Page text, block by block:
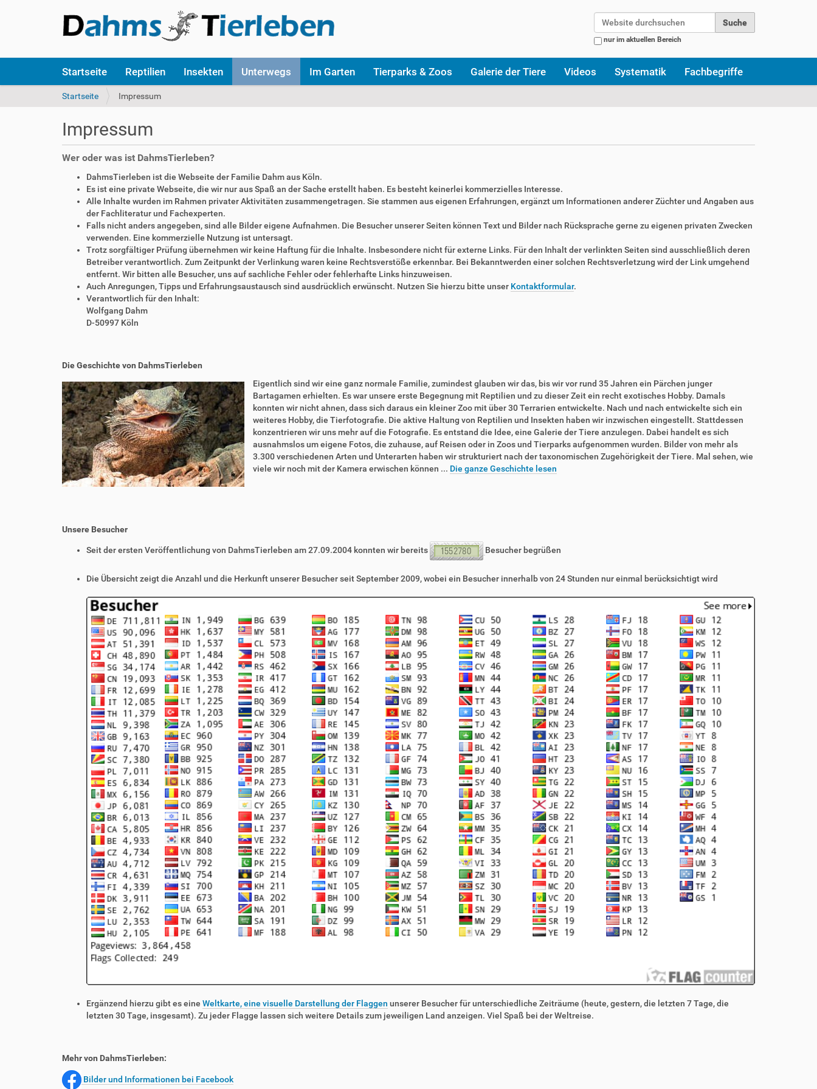
nur im aktuellen Bereich
k
Startseite Reptilien Insekten Unterwegs Im Garten Tierparks & Zoos Galerie der Tiere Videos Systematik Fachbegriffe
S
i
n
Startseite Impressum
Impressum
Wer oder was ist DahmsTierleben?
DahmsTierleben ist die Webseite der Familie Dahm aus Köln.
Es ist eine private Webseite, die wir nur aus Spaß an der Sache erstellt haben. Es besteht keinerlei kommerzielles Interesse.
Alle Inhalte wurden im Rahmen privater Aktivitäten zusammengetragen. Sie stammen aus eigenen Erfahrungen, ergänzt um Informationen anderer Züchter und Angaben aus
der Fachliteratur und Fachexperten.
Falls nicht anders angegeben, sind alle Bilder eigene Aufnahmen. Die Besucher unserer Seiten können Text und Bilder nach Rücksprache gerne zu eigenen privaten Zwecken
verwenden. Eine kommerzielle Nutzung ist untersagt.
Trotz sorgfältiger Prüfung übernehmen wir keine Haftung für die Inhalte. Insbesondere nicht für externe Links. Für den Inhalt der verlinkten Seiten sind ausschließlich deren
Betreiber verantwortlich. Zum Zeitpunkt der Verlinkung waren keine Rechtsverstöße erkennbar. Bei Bekanntwerden einer solchen Rechtsverletzung wird der Link umgehend
entfernt. Wir bitten alle Besucher, uns auf sachliche Fehler oder fehlerhafte Links hinzuweisen.
Auch Anregungen, Tipps und Erfahrungsaustausch sind ausdrücklich erwünscht. Nutzen Sie hierzu bitte unser Kontaktformular.
Verantwortlich für den Inhalt:
Wolfgang Dahm
D-50997 Köln
Die Geschichte von DahmsTierleben
Eigentlich sind wir eine ganz normale Familie, zumindest glauben wir das, bis wir vor rund 35 Jahren ein Pärchen junger
Bartagamen erhielten. Es war unsere erste Begegnung mit Reptilien und zu dieser Zeit ein recht exotisches Hobby. Damals
konnten wir nicht ahnen, dass sich daraus ein kleiner Zoo mit über 30 Terrarien entwickelte. Nach und nach entwickelte sich ein
weiteres Hobby, die Tierfotografie. Die aktive Haltung von Reptilien und Insekten haben wir inzwischen eingestellt. Stattdessen
konzentrieren wir uns mehr auf die Fotografie. Es entstand die Idee, eine Galerie der Tiere anzulegen. Dabei handelt es sich
ausnahmslos um eigene Fotos, die zuhause, auf Reisen oder in Zoos und Tierparks aufgenommen wurden. Bilder von mehr als
3.300 verschiedenen Arten und Unterarten haben wir strukturiert nach der taxonomischen Zugehörigkeit der Tiere. Mal sehen, wie
viele wir noch mit der Kamera erwischen können ... Die ganze Geschichte lesen
Unsere Besucher
Seit der ersten Veröffentlichung von DahmsTierleben am 27.09.2004 konnten wir bereits Besucher begrüßen
Die Übersicht zeigt die Anzahl und die Herkunft unserer Besucher seit September 2009, wobei ein Besucher innerhalb von 24 Stunden nur einmal berücksichtigt wird
Ergänzend hierzu gibt es eine Weltkarte, eine visuelle Darstellung der Flaggen unserer Besucher für unterschiedliche Zeiträume (heute, gestern, die letzten 7 Tage, die
letzten 30 Tage, insgesamt). Zu jeder Flagge lassen sich weitere Details zum jeweiligen Land anzeigen. Viel Spaß bei der Weltreise.
Mehr von DahmsTierleben:
Bilder und Informationen bei Facebook